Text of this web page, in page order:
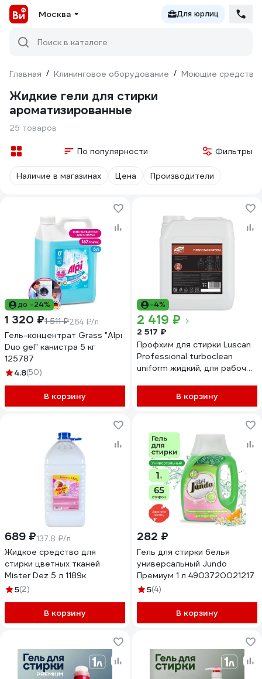
Москва Для юрлиц
Поиск в каталоге
Главная / Клининговое оборудование / Моющие средства
Жидкие гели для стирки
ароматизированные
25 товаров
По популярности Фильтры
Наличие в магазинах Цена Производители
до -24%
1 320 ₽1 511 ₽264 ₽/л
Гель-концентрат Grass "Alpi
Duo gel" канистра 5 кг
125787
4.8(50)
В корзину
-4%
2 419 ₽
2 517 ₽
Профхим для стирки Luscan
Professional turboclean
uniform жидкий, для рабочей
В корзину
689 ₽137.8 ₽/л
Жидкое средство для
стирки цветных тканей
Mister Dez 5 л 1189к
5(2)
В корзину
282 ₽
Гель для стирки белья
универсальный Jundo
Премиум 1 л 4903720021217
5(4)
В корзину